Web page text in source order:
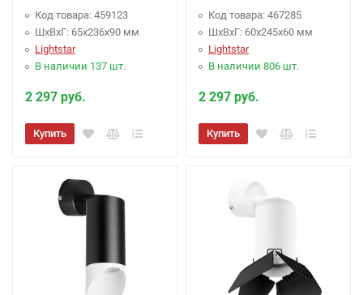
Код товара: 459123
ШхВхГ: 65x236x90 мм
Lightstar
В наличии 137 шт.
2 297 руб.
Купить
Код товара: 467285
ШхВхГ: 60x245x60 мм
Lightstar
В наличии 806 шт.
2 297 руб.
Купить